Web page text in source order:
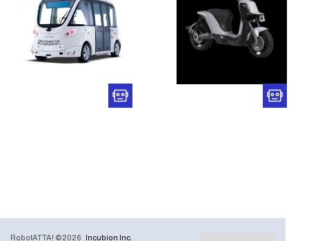
RobotATTA! ©2026 Incubion Inc.